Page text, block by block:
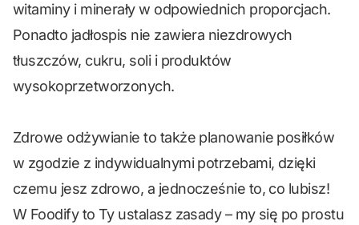
witaminy i minerały w odpowiednich proporcjach.
Ponadto jadłospis nie zawiera niezdrowych
tłuszczów, cukru, soli i produktów
wysokoprzetworzonych.
Zdrowe odżywianie to także planowanie posiłków
w zgodzie z indywidualnymi potrzebami, dzięki
czemu jesz zdrowo, a jednocześnie to, co lubisz!
W Foodify to Ty ustalasz zasady – my się po prostu